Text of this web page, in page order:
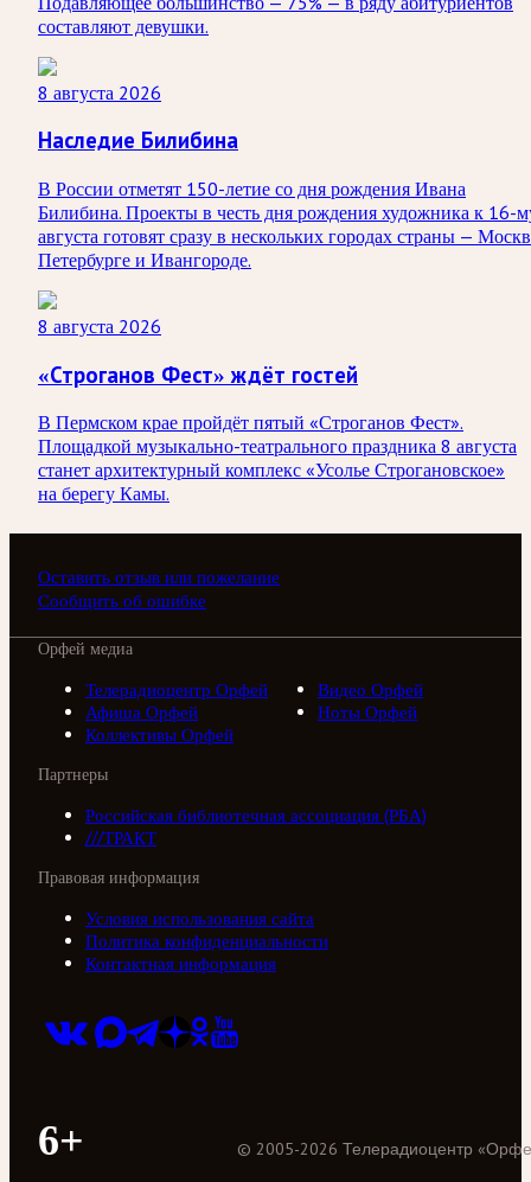
составляют девушки.
8 августа 2026
Наследие Билибина
В России отметят 150-летие со дня рождения Ивана
Билибина. Проекты в честь дня рождения художника к 16-
августа готовят сразу в нескольких городах страны —
Петербурге и Ивангороде.
8 августа 2026
«Строганов Фест» ждёт гостей
В Пермском крае пройдёт пятый «Строганов Фест».
Площадкой музыкально-театрального праздника 8 августа
станет архитектурный комплекс «Усолье Строгановское»
на берегу Камы.
Оставить отзыв или пожелание
Сообщить об ошибке
Орфей медиа
Телерадиоцентр Орфей
Видео Орфей
Афиша Орфей
Ноты Орфей
Коллективы Орфей
Партнеры
Российская библиотечная ассоциация (РБА)
///ТРАКТ
Правовая информация
Условия использования сайта
Политика конфиденциальности
Контактная информация
6+ © 2005-2026 Телерадиоцентр